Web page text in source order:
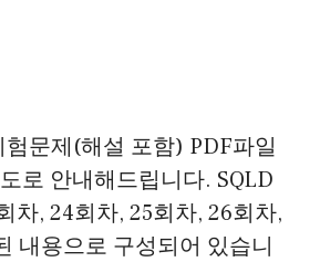
험문제(해설 포함) PDF파일
로 안내해드립니다. SQLD
차, 24회차, 25회차, 26회차,
내용으로 구성되어 있습니